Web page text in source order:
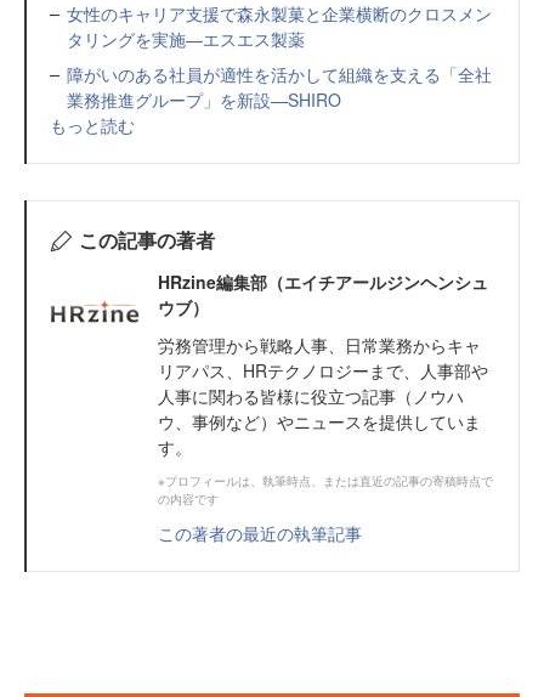
女性のキャリア支援で森永製菓と企業横断のクロスメン
タリングを実施—エスエス製薬
障がいのある社員が適性を活かして組織を支える「全社
業務推進グループ」を新設—SHIRO
もっと読む
この記事の著者
HRzine編集部（エイチアールジンヘンシュ
ウブ）
労務管理から戦略人事、日常業務からキャ
リアパス、HRテクノロジーまで、人事部や
人事に関わる皆様に役立つ記事（ノウハ
ウ、事例など）やニュースを提供していま
す。
※プロフィールは、執筆時点、または直近の記事の寄稿時点で
の内容です
この著者の最近の執筆記事